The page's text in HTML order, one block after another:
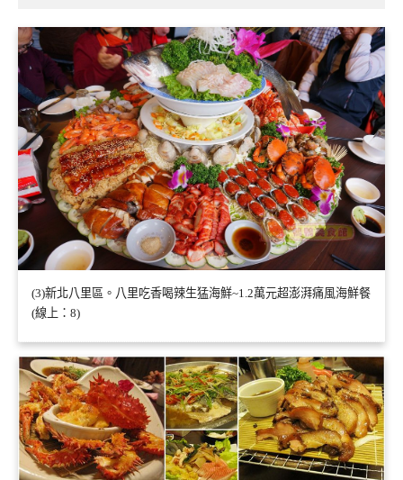
(3)新北八里區。八里吃香喝辣生猛海鮮~1.2萬元超澎湃痛風海鮮餐
(線上：8)